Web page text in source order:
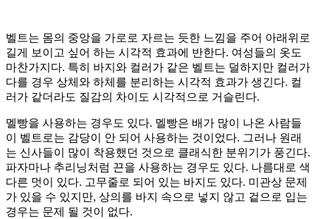
벨트는 몸의 중앙을 가로로 자르는 듯한 느낌을 주어 아래위로
길게 보이고 싶어 하는 시각적 효과에 반한다. 여성들의 옷도
마찬가지다. 특히 바지와 컬러가 같은 벨트는 덜하지만 컬러가
다를 경우 상체와 하체를 분리하는 시각적 효과가 생긴다. 컬
러가 같더라도 질감의 차이도 시각적으로 거슬린다.
멜빵을 사용하는 경우도 있다. 멜빵은 배가 많이 나온 사람들
이 벨트로는 감당이 안 되어 사용하는 것이었다. 그러나 원래
는 신사들이 많이 착용했던 것으로 클래식한 분위기가 풍긴다.
파자마나 추리닝처럼 끈을 사용하는 경우도 있다. 나름대로 색
다른 멋이 있다. 고무줄로 되어 있는 바지도 있다. 미관상 문제
가 있을 수 있지만, 상의를 바지 속으로 넣지 않고 겉으로 입는
경우는 문제 될 것이 없다.